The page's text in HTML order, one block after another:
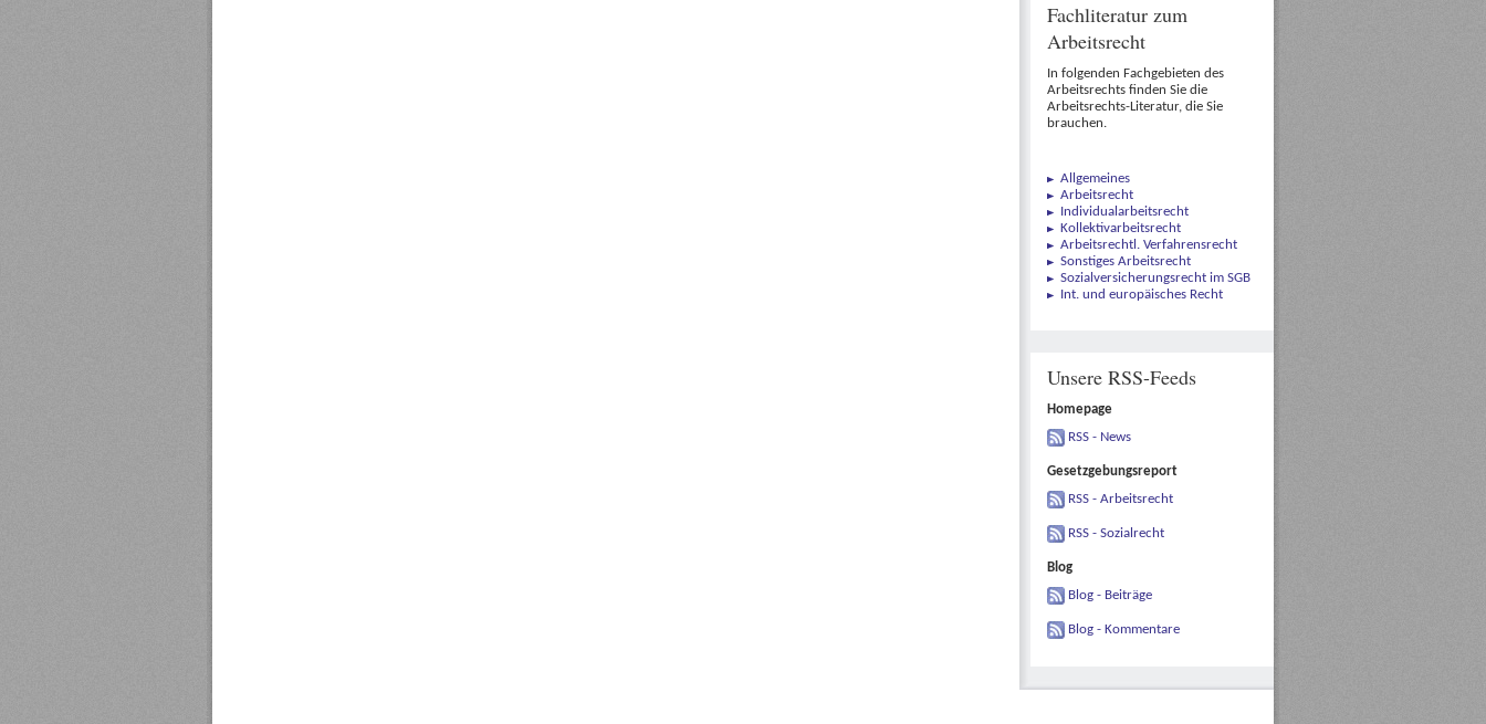
Fachliteratur zum
Arbeitsrecht
In folgenden Fachgebieten des
Arbeitsrechts finden Sie die
Arbeitsrechts-Literatur, die Sie
brauchen.
Allgemeines
Arbeitsrecht
Individualarbeitsrecht
Kollektivarbeitsrecht
Arbeitsrechtl. Verfahrensrecht
Sonstiges Arbeitsrecht
Sozialversicherungsrecht im SGB
Int. und europäisches Recht
Unsere RSS-Feeds
Homepage
RSS - News
Gesetzgebungsreport
RSS - Arbeitsrecht
RSS - Sozialrecht
Blog
Blog - Beiträge
Blog - Kommentare